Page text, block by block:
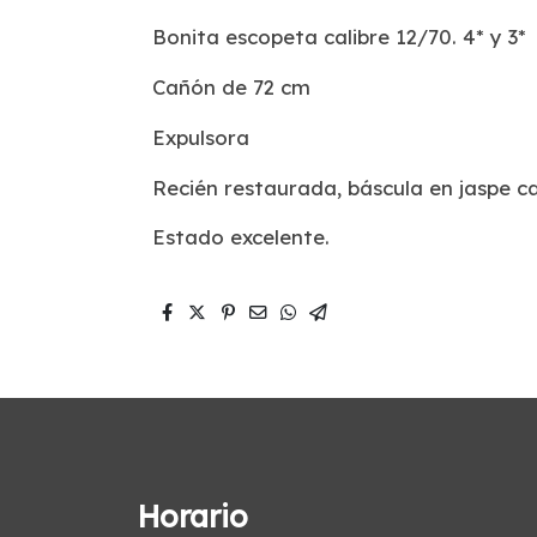
Bonita escopeta calibre 12/70. 4* y 3*
Cañón de 72 cm
Expulsora
Recién restaurada, báscula en jaspe
Estado excelente.
Horario